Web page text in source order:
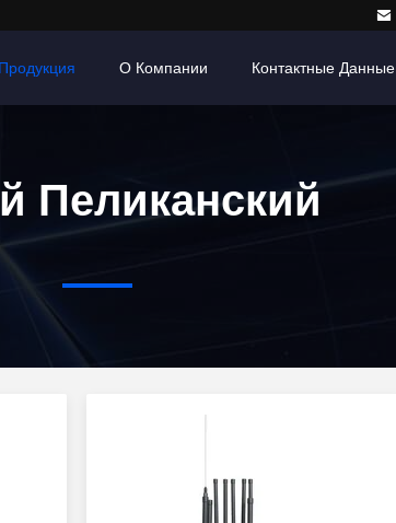
Продукция О Компании Контактные Данные
Пеликанский